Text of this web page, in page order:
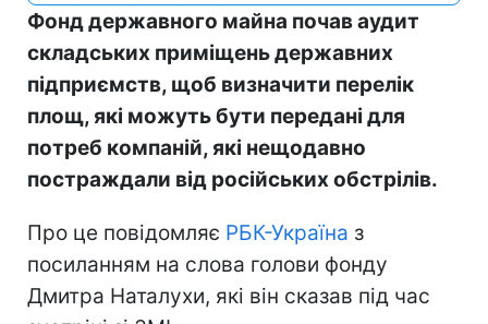
Фонд державного майна почав аудит
складських приміщень державних
підприємств, щоб визначити перелік
площ, які можуть бути передані для
потреб компаній, які нещодавно
постраждали від російських обстрілів.
Про це повідомляє РБК-Україна з
посиланням на слова голови фонду
Дмитра Наталухи, які він сказав під час